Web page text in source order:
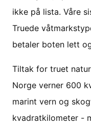
ikke på lista. Våre
Truede
betaler boten lett
Tiltak for truet
Norge verner 600
marint vern og
kvadratkilometer -